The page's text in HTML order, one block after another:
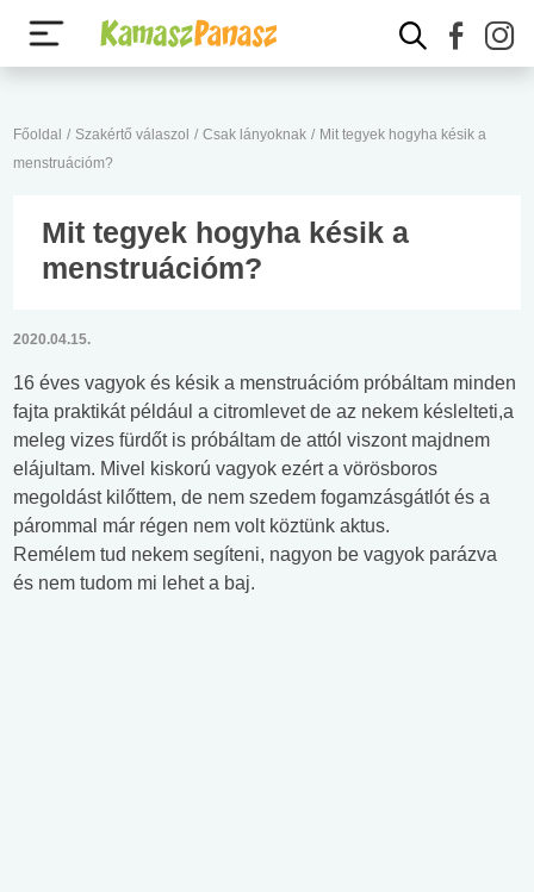
Főoldal / Szakértő válaszol / Csak lányoknak / Mit tegyek hogyha késik a
menstruációm?
Mit tegyek hogyha késik a
menstruációm?
2020.04.15.
16 éves vagyok és késik a menstruációm próbáltam minden
fajta praktikát például a citromlevet de az nekem késlelteti,a
meleg vizes fürdőt is próbáltam de attól viszont majdnem
elájultam. Mivel kiskorú vagyok ezért a vörösboros
megoldást kilőttem, de nem szedem fogamzásgátlót és a
párommal már régen nem volt köztünk aktus.
Remélem tud nekem segíteni, nagyon be vagyok parázva
és nem tudom mi lehet a baj.